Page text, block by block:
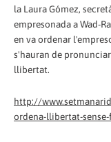
la Laura Gómez,
empresonada a Wad-
en va ordenar
s'hauran de
llibertat.
http://
ordena-llibertat-sense-